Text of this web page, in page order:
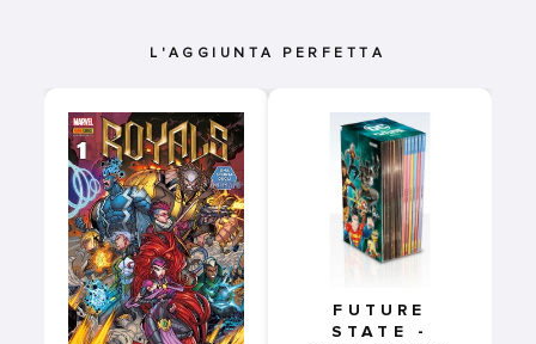
L'AGGIUNTA PERFETTA
FUTURE
STATE -